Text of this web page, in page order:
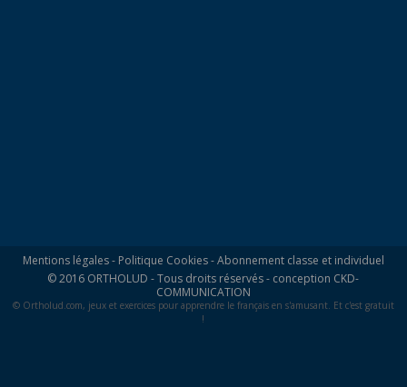
Mentions légales- Politique Cookies-Abonnement classe et individuel
© 2016 ORTHOLUD - Tous droits réservés - conception CKD-
COMMUNICATION
© Ortholud.com, jeux et exercices pour apprendre le français en s'amusant. Et c'est gratuit
!